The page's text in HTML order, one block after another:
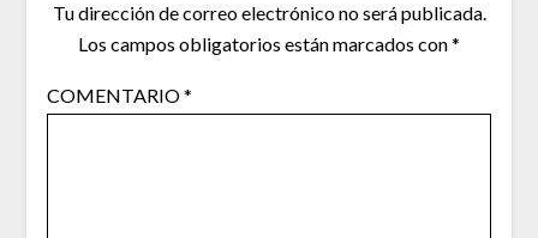
Tu dirección de correo electrónico no será publicada.
Los campos obligatorios están marcados con*
COMENTARIO*